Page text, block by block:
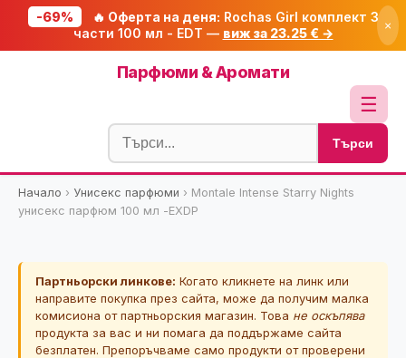
-69% 🔥 Оферта на деня: Rochas Girl комплект 3
части 100 мл - EDT — виж за 23.25 € → ×
Парфюми & Аромати
☰
Блог
🧮 Калкулатори
🔍 Намери продукт
🎟️ Купони
Търси
Начало › Унисекс парфюми › Montale Intense Starry Nights
унисекс парфюм 100 мл -EXDP
Партньорски линкове: Когато кликнете на линк или
направите покупка през сайта, може да получим малка
комисиона от партньорския магазин. Това не оскъпява
продукта за вас и ни помага да поддържаме сайта
безплатен. Препоръчваме само продукти от проверени